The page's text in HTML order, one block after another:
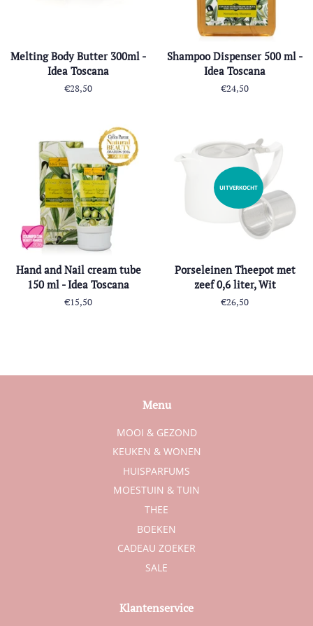
Melting Body Butter 300ml -
Idea Toscana
Normale
€28,50
Shampoo Dispenser 500 ml -
Idea Toscana
Normale
€24,50
Hand and Nail cream tube
150 ml - Idea Toscana
Normale
€15,50
UITVERKOCHT
Porseleinen Theepot met
zeef 0,6 liter, Wit
Normale
€26,50
Menu
MOOI & GEZOND
KEUKEN & WONEN
HUISPARFUMS
MOESTUIN & TUIN
THEE
BOEKEN
CADEAU ZOEKER
SALE
Klantenservice